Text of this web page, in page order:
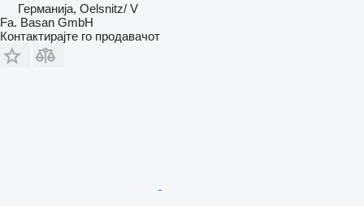
Германија, Oelsnitz/ V
Fa. Basan GmbH
Контактирајте го продавачот